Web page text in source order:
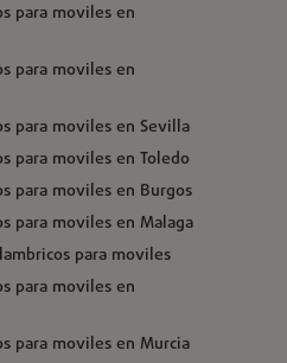
para moviles en
para moviles en
para moviles en Sevilla
para moviles en Toledo
para moviles en Burgos
para moviles en Malaga
para moviles
para moviles en
para moviles en Murcia